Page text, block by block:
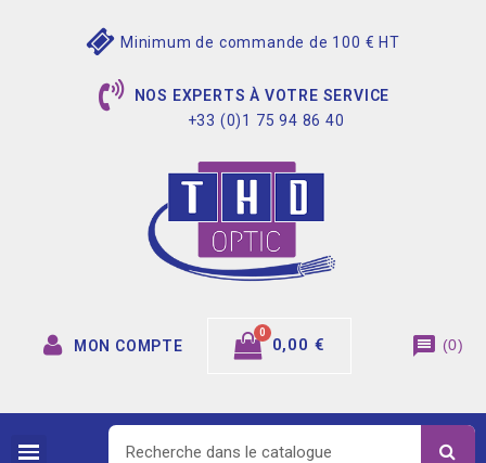
Minimum de commande de 100 € HT
NOS EXPERTS À VOTRE SERVICE
+33 (0)1 75 94 86 40
MON COMPTE 0,00 € message (0)